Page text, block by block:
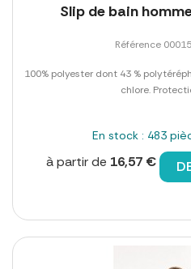
Slip de bain
Référence
100% polyester dont 43 %
chlore.
En stock : 483
à partir de 16,57 €